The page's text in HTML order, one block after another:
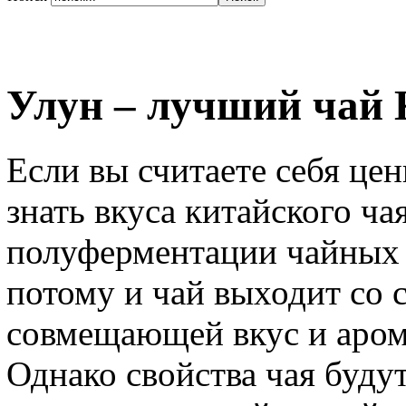
Улун – лучший чай
Если вы считаете себя
знать вкуса китайского
полуферментации чайных
потому и чай выходит со
совмещающей вкус и
Однако свойства чая